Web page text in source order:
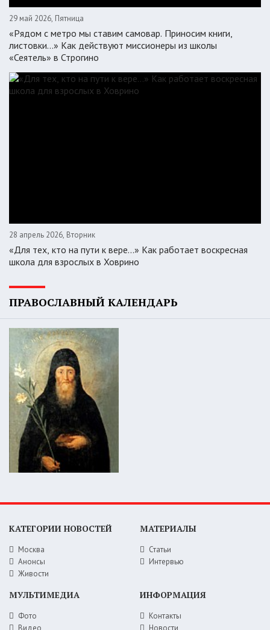
29 май 2026, Пятница
«Рядом с метро мы ставим самовар. Приносим книги,
листовки…» Как действуют миссионеры из школы
«Сеятель» в Строгино
28 апрель 2026, Вторник
«Для тех, кто на пути к вере...» Как работает воскресная
школа для взрослых в Ховрино
ПРАВОСЛАВНЫЙ КАЛЕНДАРЬ
КАТЕГОРИИ НОВОСТЕЙ
Москва
Анонсы
Живости
МАТЕРИАЛЫ
Статьи
Интервью
МУЛЬТИМЕДИА
Фото
ИНФОРМАЦИЯ
Контакты